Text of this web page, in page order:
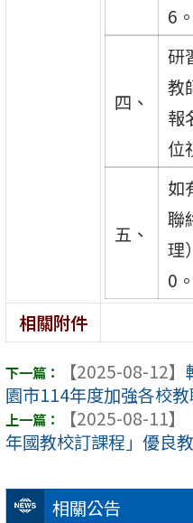
相關公告
6。
四、
研
教
報
位
五、
如
聯
理
0。
相關附件
【2025-08-12】
園市114年度加強各校
【2025-08-11】
年國教校訂課程」優良